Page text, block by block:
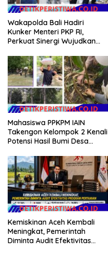
Wakapolda Bali Hadiri
Kunker Menteri PKP RI,
Perkuat Sinergi Wujudkan
Masyarakat
Mahasiswa PPKPM IAIN
Takengon Kelompok 2 Kenali
Potensi Hasil Bumi Desa
Kemiskinan Aceh Kembali
Meningkat, Pemerintah
Diminta Audit Efektivitas